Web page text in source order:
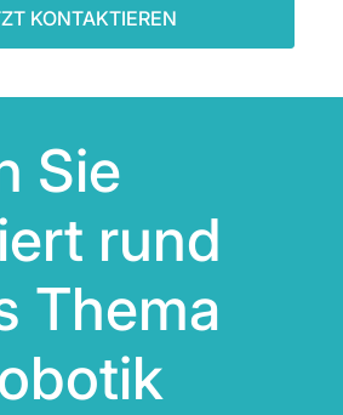
KONTAKTIEREN
Sie
rund
Thema